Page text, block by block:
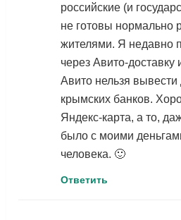
российские (и
не готовы нормально
жителями. Я недавно
через Авито-доставку
Авито нельзя вывести
крымских банков.
Яндекс-карта, а то,
было с моими
человека. 🙂
Ответить